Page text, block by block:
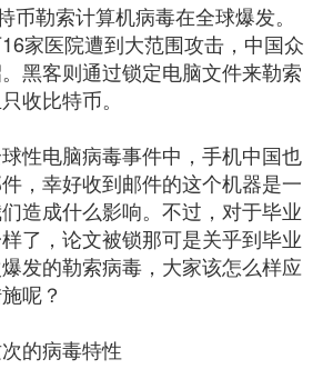
币勒索计算机病毒在全球爆发。
家医院遭到大范围攻击，中国众
黑客则通过锁定电脑文件来勒索
收比特币。
性电脑病毒事件中，手机中国也
，幸好收到邮件的这个机器是一
造成什么影响。不过，对于毕业
了，论文被锁那可是关乎到毕业
发的勒索病毒，大家该怎么样应
呢？
的病毒特性